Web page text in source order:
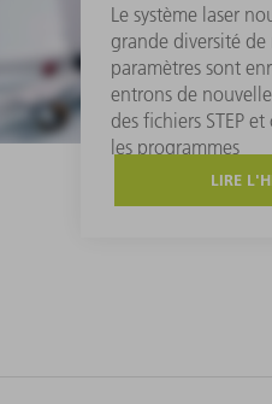
Le système laser
grande diversité de
paramètres sont
entrons de
des fichiers STEP
les programmes
LIRE